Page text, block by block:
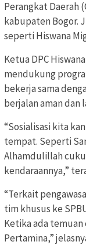
Perangkat Daerah
kabupaten Bogor.
seperti Hiswana
Ketua DPC
mendukung
bekerja sama
berjalan aman dan
“Sosialisasi kita
tempat. Seperti
Alhamdulillah
kendaraannya,”
“Terkait
tim khusus ke
Ketika ada temuan
Pertamina,”